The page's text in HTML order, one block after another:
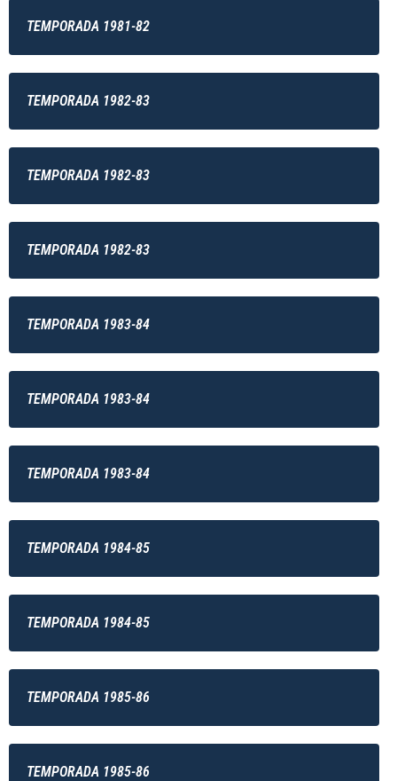
TEMPORADA 1981-82
TEMPORADA 1982-83
TEMPORADA 1982-83
TEMPORADA 1982-83
TEMPORADA 1983-84
TEMPORADA 1983-84
TEMPORADA 1983-84
TEMPORADA 1984-85
TEMPORADA 1984-85
TEMPORADA 1985-86
TEMPORADA 1985-86